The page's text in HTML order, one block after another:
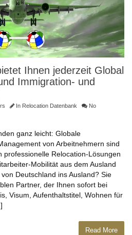
Ihnen jederzeit Global
Immigration- und
In Relocation Datenbank
No
ganz leicht: Globale
von Arbeitnehmern sind
professionelle Relocation-Lösungen
Mobilität aus dem Ausland
Deutschland ins Ausland? Sie
Partner, der Ihnen sofort bei
Visum, Aufenthaltstitel, Wohnen für
Read More